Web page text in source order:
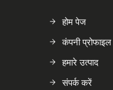
होम पेज
कंपनी प्रोफाइल
हमारे उत्पाद
संपर्क करें